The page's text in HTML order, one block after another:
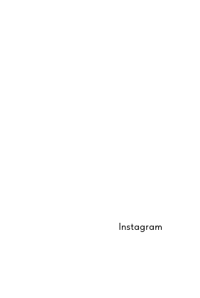
Instagram